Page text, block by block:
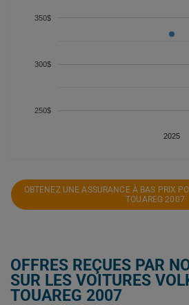
2025
250$
300$
350$
OBTENEZ UNE ASSURANCE À BAS PRIX
TOUAREG 2007
OFFRES REÇUES PAR
SUR LES VOITURES
TOUAREG 2007